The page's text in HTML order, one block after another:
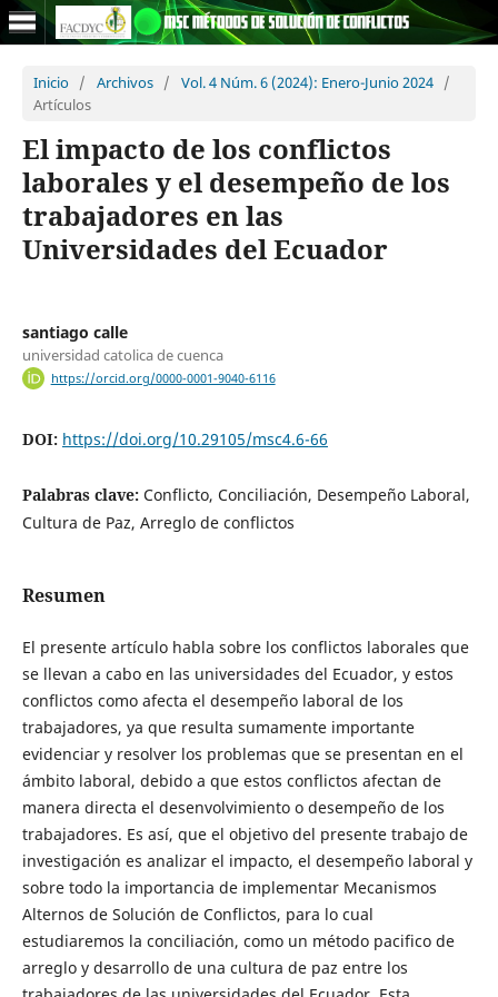
Inicio / Archivos / Vol. 4 Núm. 6 (2024): Enero-Junio 2024 /
Artículos
El impacto de los conflictos
laborales y el desempeño de los
trabajadores en las
Universidades del Ecuador
santiago calle
universidad catolica de cuenca
https://orcid.org/0000-0001-9040-6116
DOI: https://doi.org/10.29105/msc4.6-66
Palabras clave: Conflicto, Conciliación, Desempeño Laboral,
Cultura de Paz, Arreglo de conflictos
Resumen
El presente artículo habla sobre los conflictos laborales que
se llevan a cabo en las universidades del Ecuador, y estos
conflictos como afecta el desempeño laboral de los
trabajadores, ya que resulta sumamente importante
evidenciar y resolver los problemas que se presentan en el
ámbito laboral, debido a que estos conflictos afectan de
manera directa el desenvolvimiento o desempeño de los
trabajadores. Es así, que el objetivo del presente trabajo de
investigación es analizar el impacto, el desempeño laboral y
sobre todo la importancia de implementar Mecanismos
Alternos de Solución de Conflictos, para lo cual
estudiaremos la conciliación, como un método pacifico de
arreglo y desarrollo de una cultura de paz entre los